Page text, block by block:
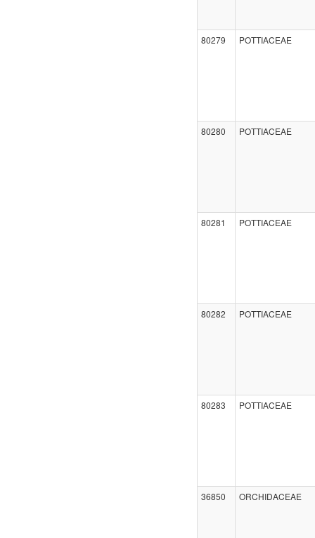
80279 POTTIACEAE
80280 POTTIACEAE
80281 POTTIACEAE
80282 POTTIACEAE
80283 POTTIACEAE
36850 ORCHIDACEAE